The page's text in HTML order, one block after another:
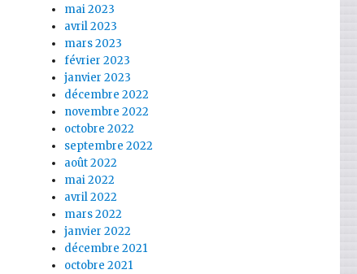
mai 2023
avril 2023
mars 2023
février 2023
janvier 2023
décembre 2022
novembre 2022
octobre 2022
septembre 2022
août 2022
mai 2022
avril 2022
mars 2022
janvier 2022
décembre 2021
octobre 2021